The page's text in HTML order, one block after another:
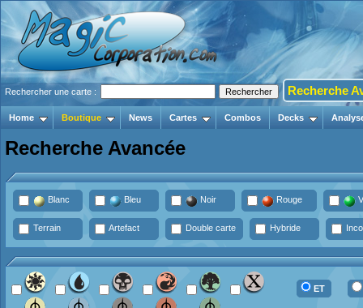
Rechercher une carte : Recherche
Home Boutique News Cartes Combos Decks
Recherche Avancée
Blanc Bleu Noir Rouge
Terrain Artefact Double carte Hybride
ET